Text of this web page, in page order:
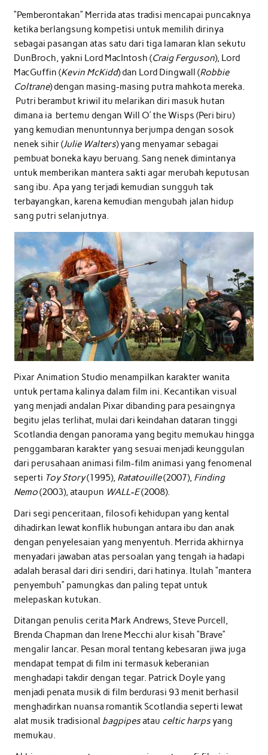
“Pemberontakan” Merrida atas tradisi mencapai puncaknya
ketika berlangsung kompetisi untuk memilih dirinya
sebagai pasangan atas satu dari tiga lamaran klan sekutu
DunBroch, yakni Lord MacIntosh (Craig Ferguson), Lord
MacGuffin (Kevin McKidd) dan Lord Dingwall (Robbie
Coltrane) dengan masing-masing putra mahkota mereka.
Putri berambut kriwil itu melarikan diri masuk hutan
dimana ia bertemu dengan Will O’ the Wisps (Peri biru)
yang kemudian menuntunnya berjumpa dengan sosok
nenek sihir (Julie Walters) yang menyamar sebagai
pembuat boneka kayu beruang. Sang nenek dimintanya
untuk memberikan mantera sakti agar merubah keputusan
sang ibu. Apa yang terjadi kemudian sungguh tak
terbayangkan, karena kemudian mengubah jalan hidup
sang putri selanjutnya.
Pixar Animation Studio menampilkan karakter wanita
untuk pertama kalinya dalam film ini. Kecantikan visual
yang menjadi andalan Pixar dibanding para pesaingnya
begitu jelas terlihat, mulai dari keindahan dataran tinggi
Scotlandia dengan panorama yang begitu memukau hingga
penggambaran karakter yang sesuai menjadi keunggulan
dari perusahaan animasi film-film animasi yang fenomenal
seperti Toy Story(1995), Ratatouille(2007), Finding
Nemo(2003), ataupun WALL-E(2008).
Dari segi penceritaan, filosofi kehidupan yang kental
dihadirkan lewat konflik hubungan antara ibu dan anak
dengan penyelesaian yang menyentuh. Merrida akhirnya
menyadari jawaban atas persoalan yang tengah ia hadapi
adalah berasal dari diri sendiri, dari hatinya. Itulah “mantera
penyembuh” pamungkas dan paling tepat untuk
melepaskan kutukan.
Ditangan penulis cerita Mark Andrews, Steve Purcell,
Brenda Chapman dan Irene Mecchi alur kisah “Brave”
mengalir lancar. Pesan moral tentang kebesaran jiwa juga
mendapat tempat di film ini termasuk keberanian
menghadapi takdir dengan tegar. Patrick Doyle yang
menjadi penata musik di film berdurasi 93 menit berhasil
menghadirkan nuansa romantik Scotlandia seperti lewat
alat musik tradisional bagpipesatau celtic harpsyang
memukau.